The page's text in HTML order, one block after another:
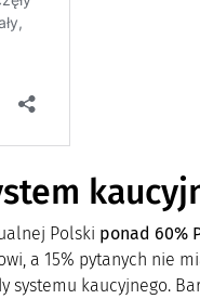
Polski ponad 60%
a 15% pytanych nie
kaucyjnego.